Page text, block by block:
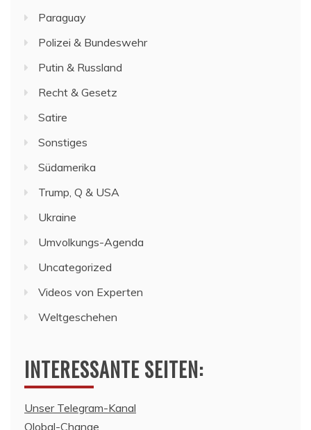
Paraguay
Polizei & Bundeswehr
Putin & Russland
Recht & Gesetz
Satire
Sonstiges
Südamerika
Trump, Q & USA
Ukraine
Umvolkungs-Agenda
Uncategorized
Videos von Experten
Weltgeschehen
INTERESSANTE SEITEN:
Unser Telegram-Kanal
Qlobal-Change